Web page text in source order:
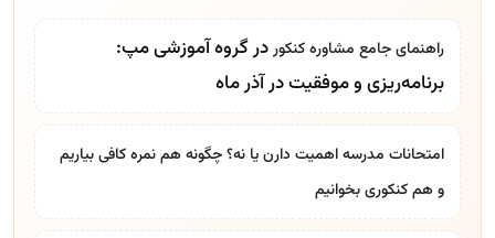
راهنمای جامع مشاوره کنکوردر گروه آموزشی مپ:
برنامه‌ریزی و موفقیت در آذر ماه
امتحانات مدرسه اهمیت دارن یا نه؟ چگونه هم نمره کافی بیاریم
و هم کنکوری بخوانیم